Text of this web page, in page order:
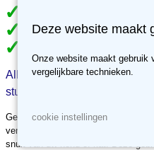
Meer dan 3500 reviews, ben jij
Alles over Quickwipes
stuks
Gebruik DUVO+ Quickwipes na
verzorging. Voor een snelle en
snuit van uw hond of kat. Deze
Deze website maakt
Onze website maakt gebruik
vergelijkbare technieken.
cookie instellingen